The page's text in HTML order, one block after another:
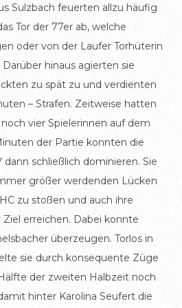
Sulzbach feuerten allzu häufig
Tor der 77er ab, welche
oder von der Laufer Torhüterin
hinaus agierten sie
zu spät zu und verdienten
– Strafen. Zeitweise hatten
vier Spielerinnen auf dem
der Partie konnten die
schließlich dominieren. Sie
größer werdenden Lücken
zu stoßen und auch ihre
erreichen. Dabei konnte
überzeugen. Torlos in
sie durch konsequente Züge
der zweiten Halbzeit noch
hinter Karolina Seufert die